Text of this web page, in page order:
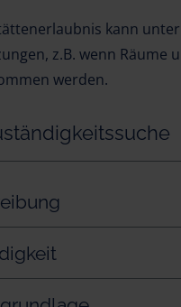
kann
z.B. wenn Räume
werden.